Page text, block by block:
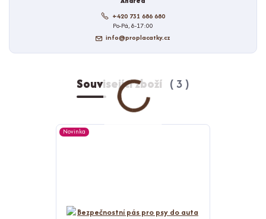
+420 731 686 680
Po-Pá, 8-17:00
info@proplacatky.cz
Související zboží 3
Novinka